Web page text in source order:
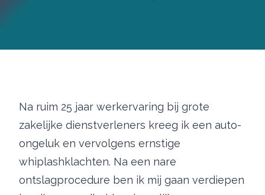
Na ruim 25 jaar werkervaring bij grote
zakelijke dienstverleners kreeg ik een auto-
ongeluk en vervolgens ernstige
whiplashklachten. Na een nare
ontslagprocedure ben ik mij gaan verdiepen